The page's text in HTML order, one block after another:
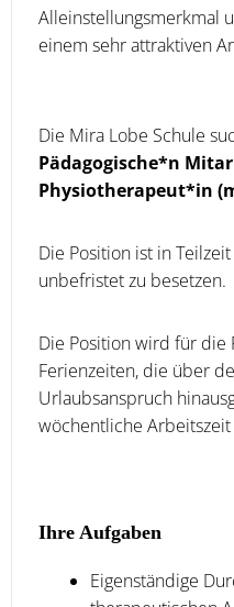
Alleinstellungsmerkmal
einem sehr attraktiven
Die Mira Lobe Schule
Pädagogische*n
Physiotherapeut*in
Die Position ist in
unbefristet zu besetzen.
Die Position wird für die
Ferienzeiten, die über
Urlaubsanspruch
wöchentliche
Ihre Aufgaben
Eigenständige